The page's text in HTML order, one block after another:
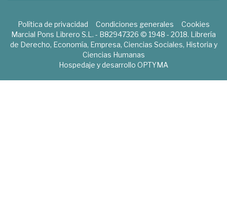
Política de privacidad Condiciones generales
Cookies
Marcial Pons Librero S.L. - B82947326 © 1948 - 2018. Librería
de Derecho, Economía, Empresa, Ciencias Sociales, Historia y
Ciencias Humanas
Hospedaje y desarrollo OPTYMA